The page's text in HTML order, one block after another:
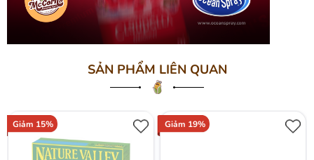
SẢN PHẨM LIÊN QUAN
Giảm 15% Giảm 19%